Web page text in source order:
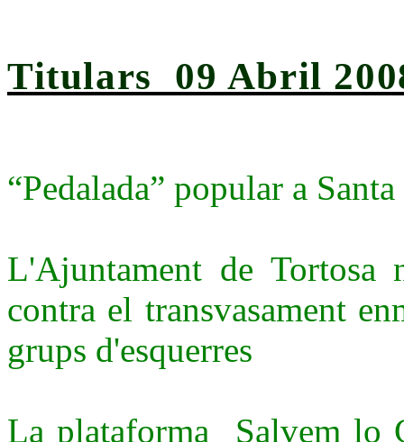
Titulars 09 Abril
“Pedalada” popular a
L'Ajuntament de
contra el transvasament
grups d'esquerres
La plataforma Salvem lo